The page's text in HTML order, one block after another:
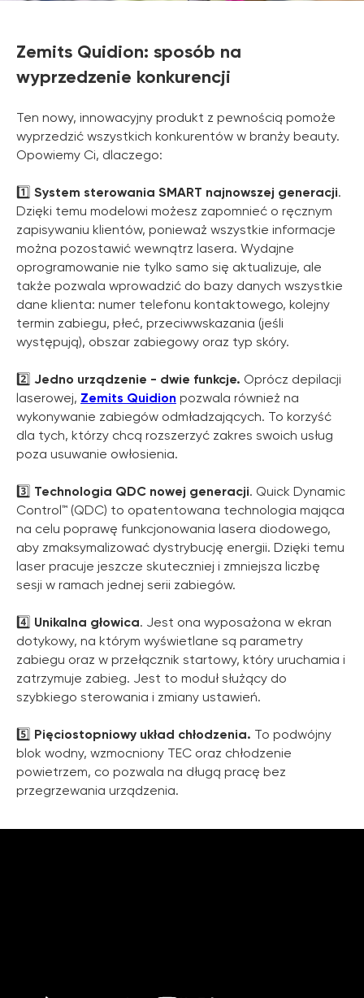
Zemits Quidion: sposób na
wyprzedzenie konkurencji
Ten nowy, innowacyjny produkt z pewnością pomoże
wyprzedzić wszystkich konkurentów w branży beauty.
Opowiemy Ci, dlaczego:
1️⃣ System sterowania SMART najnowszej generacji.
Dzięki temu modelowi możesz zapomnieć o ręcznym
zapisywaniu klientów, ponieważ wszystkie informacje
można pozostawić wewnątrz lasera. Wydajne
oprogramowanie nie tylko samo się aktualizuje, ale
także pozwala wprowadzić do bazy danych wszystkie
dane klienta: numer telefonu kontaktowego, kolejny
termin zabiegu, płeć, przeciwwskazania (jeśli
występują), obszar zabiegowy oraz typ skóry.
2️⃣ Jedno urządzenie - dwie funkcje. Oprócz depilacji
laserowej, Zemits Quidion pozwala również na
wykonywanie zabiegów odmładzających. To korzyść
dla tych, którzy chcą rozszerzyć zakres swoich usług
poza usuwanie owłosienia.
3️⃣ Technologia QDC nowej generacji. Quick Dynamic
Control™ (QDC) to opatentowana technologia mająca
na celu poprawę funkcjonowania lasera diodowego,
aby zmaksymalizować dystrybucję energii. Dzięki temu
laser pracuje jeszcze skuteczniej i zmniejsza liczbę
sesji w ramach jednej serii zabiegów.
4️⃣ Unikalna głowica. Jest ona wyposażona w ekran
dotykowy, na którym wyświetlane są parametry
zabiegu oraz w przełącznik startowy, który uruchamia i
zatrzymuje zabieg. Jest to moduł służący do
szybkiego sterowania i zmiany ustawień.
5️⃣ Pięciostopniowy układ chłodzenia. To podwójny
blok wodny, wzmocniony TEC oraz chłodzenie
powietrzem, co pozwala na długą pracę bez
przegrzewania urządzenia.